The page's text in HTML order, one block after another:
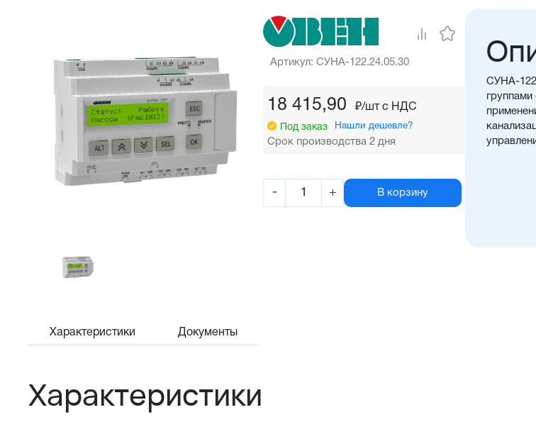
Артикул: СУНА-122.24.05.30
18 415,90 ₽/шт c НДС
Под заказ Нашли дешевле?
Срок производства 2 дня
- + В корзину
СУНА-122
Характеристики Документы
Характеристики